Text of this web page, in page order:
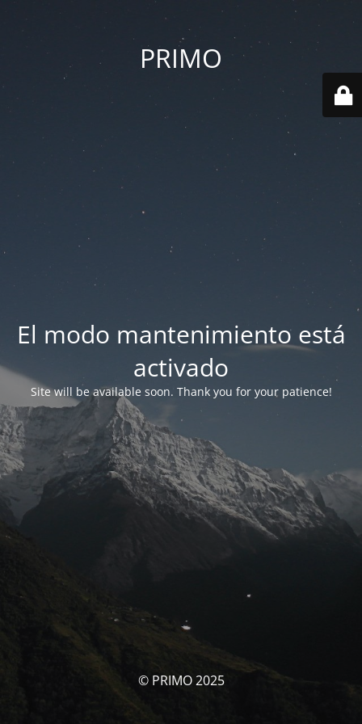
PRIMO
El modo mantenimiento está
activado
Site will be available soon. Thank you for your patience!
© PRIMO 2025